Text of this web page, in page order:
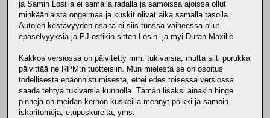
ja Samin Losilla ei samalla radalla ja samoissa ajoissa ollut
minkäänlaista ongelmaa ja kuskit olivat aika samalla tasolla.
Autojen kestävyyden osalta ei siis tuossa vaiheessa ollut
epäselvyyksiä ja PJ ostikin sitten Losin -ja myi Duran Maxille.
Kakkos versiossa on päivitetty mm. tukivarsia, mutta silti porukka
päivittää ne RPM:n tuotteisiin. Mun mielestä se on osoitus
todellisesta epäonnistumisesta, ettei edes toisessa versiossa
saada tehtyä tukivarsia kunnolla. Tämän lisäksi ainakin hinge
pinnejä on meidän kerhon kuskeilla mennyt poikki ja samoin
iskaritorneja, etupuskureita, yms.